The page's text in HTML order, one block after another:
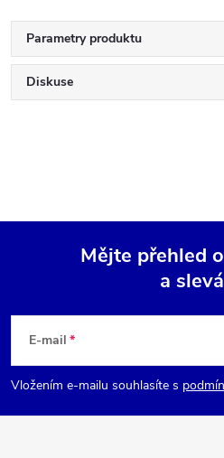
Parametry produktu
Diskuse
p
a
Mějte přehled
a
E-mail
Vložením e-mailu souhlasíte s